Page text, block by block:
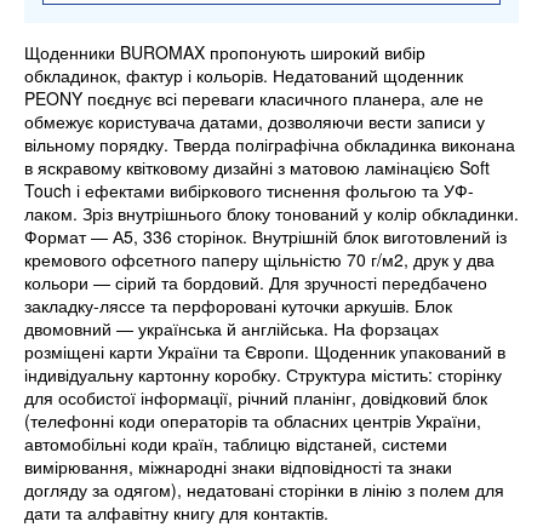
Щоденники BUROMAX пропонують широкий вибір
обкладинок, фактур і кольорів. Недатований щоденник
PEONY поєднує всі переваги класичного планера, але не
обмежує користувача датами, дозволяючи вести записи у
вільному порядку. Тверда поліграфічна обкладинка виконана
в яскравому квітковому дизайні з матовою ламінацією Soft
Touch і ефектами вибіркового тиснення фольгою та УФ-
лаком. Зріз внутрішнього блоку тонований у колір обкладинки.
Формат — А5, 336 сторінок. Внутрішній блок виготовлений із
кремового офсетного паперу щільністю 70 г/м2, друк у два
кольори — сірий та бордовий. Для зручності передбачено
закладку-ляссе та перфоровані куточки аркушів. Блок
двомовний — українська й англійська. На форзацах
розміщені карти України та Європи. Щоденник упакований в
індивідуальну картонну коробку. Структура містить: сторінку
для особистої інформації, річний планінг, довідковий блок
(телефонні коди операторів та обласних центрів України,
автомобільні коди країн, таблицю відстаней, системи
вимірювання, міжнародні знаки відповідності та знаки
догляду за одягом), недатовані сторінки в лінію з полем для
дати та алфавітну книгу для контактів.